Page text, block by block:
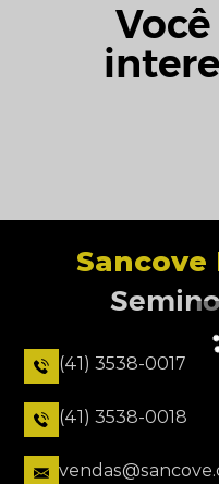
(41) 3538-0017
(41) 3538-0018